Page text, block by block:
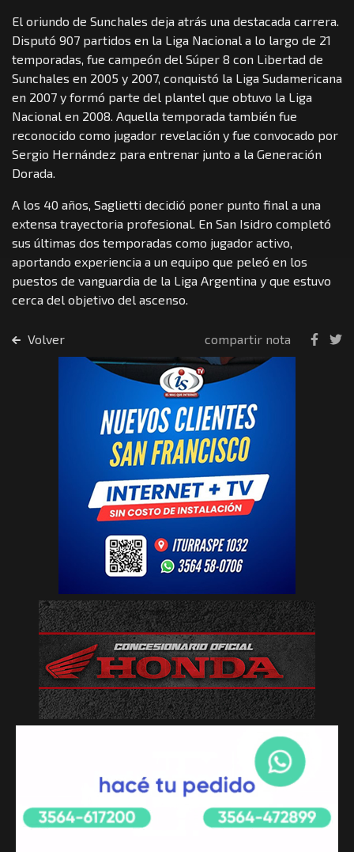
El oriundo de Sunchales deja atrás una destacada carrera.
Disputó 907 partidos en la Liga Nacional a lo largo de 21
temporadas, fue campeón del Súper 8 con Libertad de
Sunchales en 2005 y 2007, conquistó la Liga Sudamericana
en 2007 y formó parte del plantel que obtuvo la Liga
Nacional en 2008. Aquella temporada también fue
reconocido como jugador revelación y fue convocado por
Sergio Hernández para entrenar junto a la Generación
Dorada.
A los 40 años, Saglietti decidió poner punto final a una
extensa trayectoria profesional. En San Isidro completó
sus últimas dos temporadas como jugador activo,
aportando experiencia a un equipo que peleó en los
puestos de vanguardia de la Liga Argentina y que estuvo
cerca del objetivo del ascenso.
Volver compartir nota